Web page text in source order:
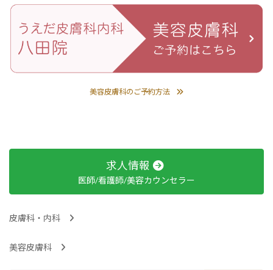
美容皮膚科のご予約方法
求人情報
医師/看護師/美容カウンセラー
皮膚科・内科
美容皮膚科